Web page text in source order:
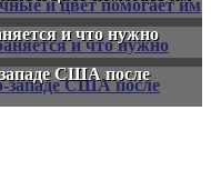
и что нужно
США после